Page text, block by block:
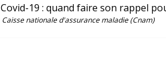
Covid-19 : quand faire son rappel
Caisse nationale d'assurance maladie (Cnam)